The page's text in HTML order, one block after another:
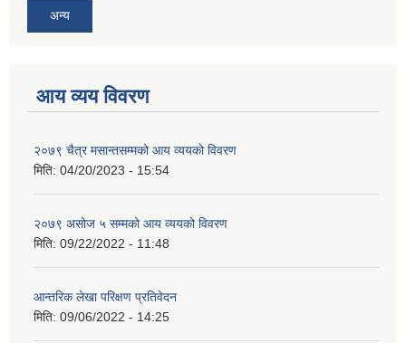
अन्य
आय व्यय विवरण
२०७९ चैत्र मसान्तसम्मको आय व्ययको विवरण
मिति: 04/20/2023 - 15:54
२०७९ असोज ५ सम्मको आय व्ययको विवरण
मिति: 09/22/2022 - 11:48
आन्तरिक लेखा परिक्षण प्रतिवेदन
मिति: 09/06/2022 - 14:25